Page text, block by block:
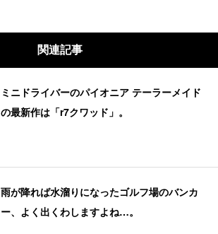
関連記事
ミニドライバーのパイオニア テーラーメイド
の最新作は「r7クワッド」。
雨が降れば水溜りになったゴルフ場のバンカ
ー、よく出くわしますよね…。